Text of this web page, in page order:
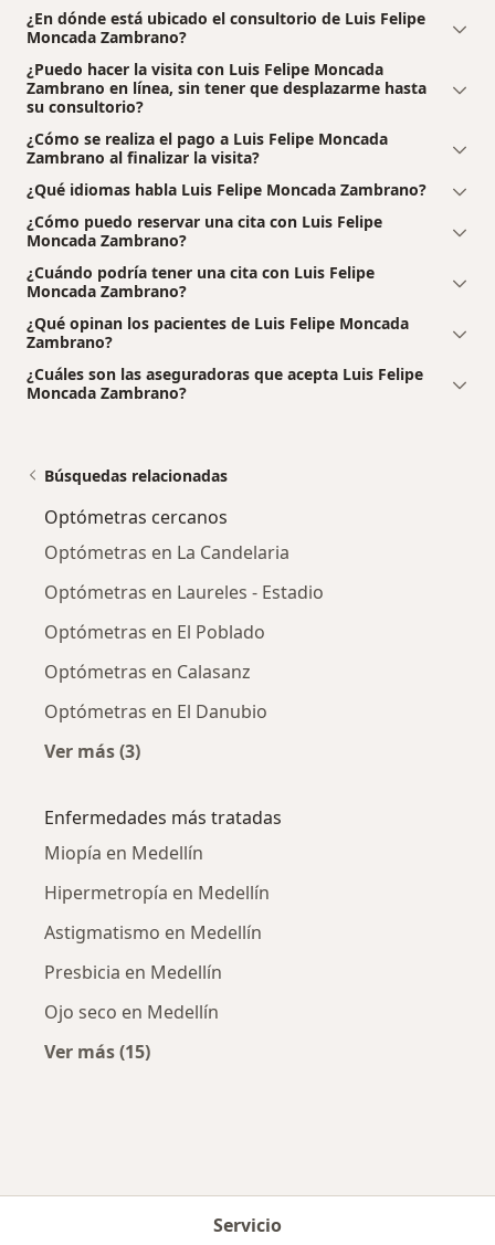
¿En dónde está ubicado el consultorio de Luis Felipe
Moncada Zambrano?
¿Puedo hacer la visita con Luis Felipe Moncada
Zambrano en línea, sin tener que desplazarme hasta
su consultorio?
¿Cómo se realiza el pago a Luis Felipe Moncada
Zambrano al finalizar la visita?
¿Qué idiomas habla Luis Felipe Moncada Zambrano?
¿Cómo puedo reservar una cita con Luis Felipe
Moncada Zambrano?
¿Cuándo podría tener una cita con Luis Felipe
Moncada Zambrano?
¿Qué opinan los pacientes de Luis Felipe Moncada
Zambrano?
¿Cuáles son las aseguradoras que acepta Luis Felipe
Moncada Zambrano?
Búsquedas relacionadas
Optómetras cercanos
Optómetras en La Candelaria
Optómetras en Laureles - Estadio
Optómetras en El Poblado
Optómetras en Calasanz
Optómetras en El Danubio
Ver más (3)
Enfermedades más tratadas
Miopía en Medellín
Hipermetropía en Medellín
Astigmatismo en Medellín
Presbicia en Medellín
Ojo seco en Medellín
Ver más (15)
Servicio